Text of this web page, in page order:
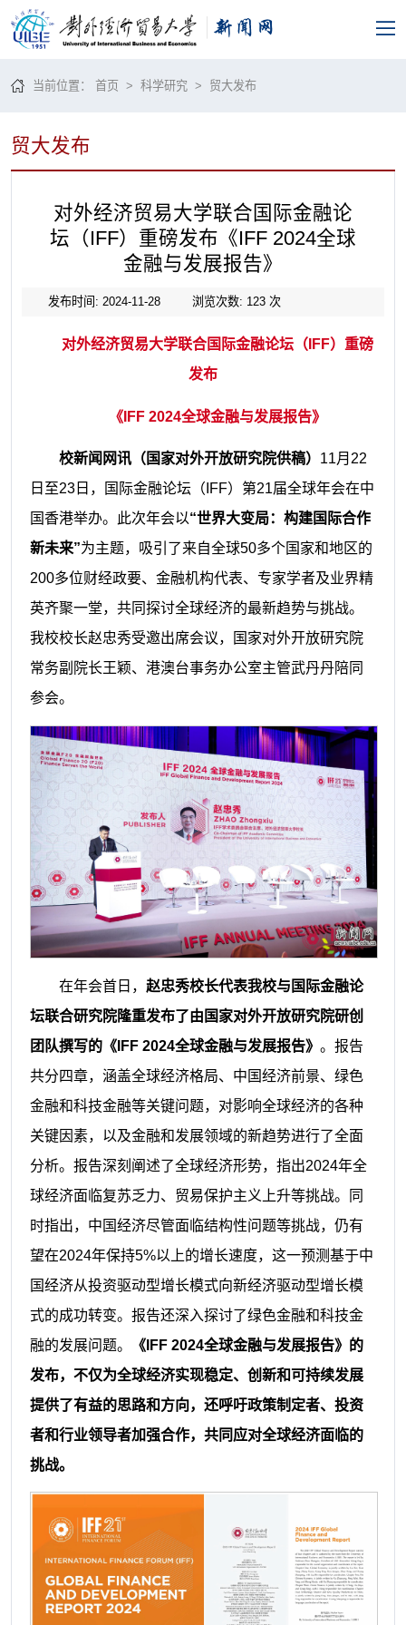
当前位置：首页 >科学研究 > 贸大发布
贸大发布
对外经济贸易大学联合国际金融论
坛（IFF）重磅发布《IFF 2024全球
金融与发展报告》
发布时间: 2024-11-28 浏览次数: 123次
对外经济贸易大学联合国际金融论坛（IFF）重磅
发布
《IFF 2024全球金融与发展报告》
校新闻网讯（国家对外开放研究院供稿） 11月22
日至23日，国际金融论坛（IFF）第21届全球年会在中
国香港举办。此次年会以“世界大变局：构建国际合作
新未来”为主题，吸引了来自全球50多个国家和地区的
200多位财经政要、金融机构代表、专家学者及业界精
英齐聚一堂，共同探讨全球经济的最新趋势与挑战。
我校校长赵忠秀受邀出席会议，国家对外开放研究院
常务副院长王颖、港澳台事务办公室主管武丹丹陪同
参会。
在年会首日， 赵忠秀校长代表我校与国际金融论
坛联合研究院隆重发布了由国家对外开放研究院研创
团队撰写的《IFF 2024全球金融与发展报告》 。报告
共分四章，涵盖全球经济格局、中国经济前景、绿色
金融和科技金融等关键问题，对影响全球经济的各种
关键因素，以及金融和发展领域的新趋势进行了全面
分析。报告深刻阐述了全球经济形势，指出2024年全
球经济面临复苏乏力、贸易保护主义上升等挑战。同
时指出，中国经济尽管面临结构性问题等挑战，仍有
望在2024年保持5%以上的增长速度，这一预测基于中
国经济从投资驱动型增长模式向新经济驱动型增长模
式的成功转变。报告还深入探讨了绿色金融和科技金
融的发展问题。
《IFF 2024全球金融与发展报告》的
发布，不仅为全球经济实现稳定、创新和可持续发展
提供了有益的思路和方向，还呼吁政策制定者、投资
者和行业领导者加强合作，共同应对全球经济面临的
挑战。